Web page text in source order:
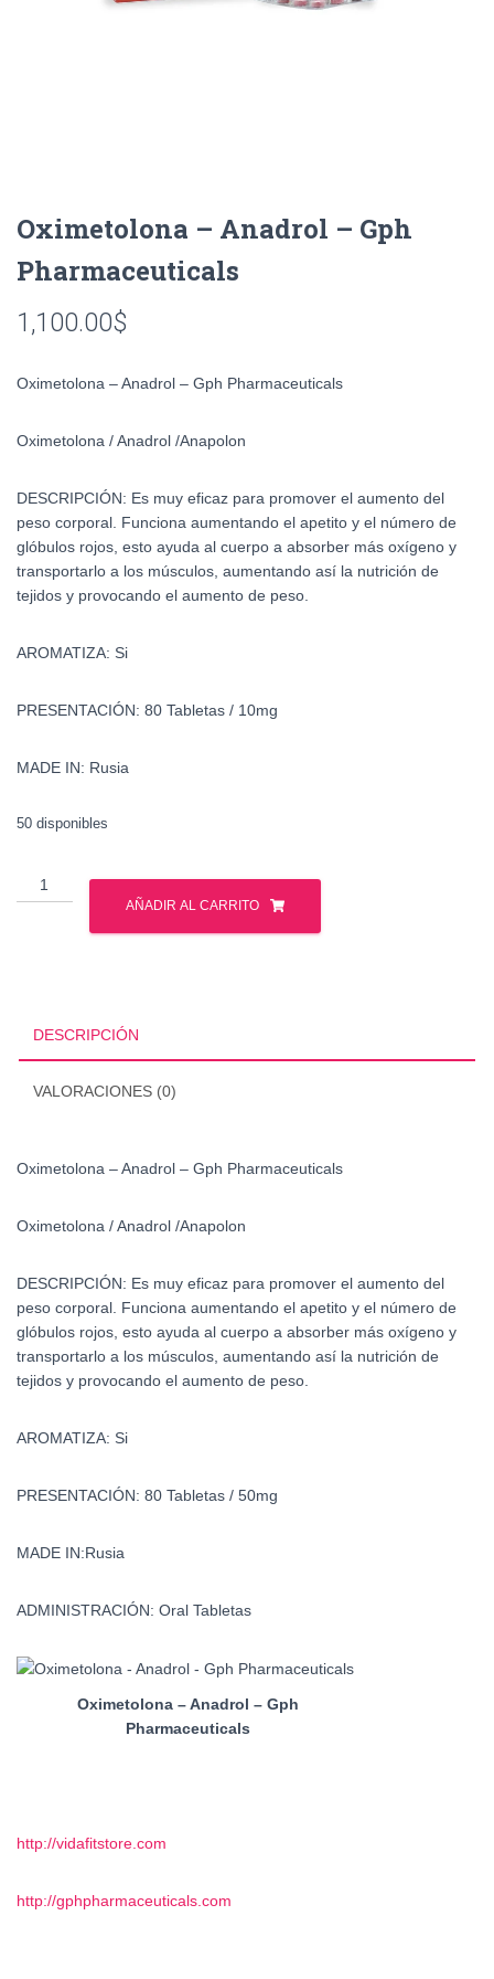
Oximetolona – Anadrol – Gph
Pharmaceuticals
1,100.00$
Oximetolona – Anadrol – Gph Pharmaceuticals
Oximetolona / Anadrol /Anapolon
DESCRIPCIÓN: Es muy eficaz para promover el aumento del
peso corporal. Funciona aumentando el apetito y el número de
glóbulos rojos, esto ayuda al cuerpo a absorber más oxígeno y
transportarlo a los músculos, aumentando así la nutrición de
tejidos y provocando el aumento de peso.
AROMATIZA: Si
PRESENTACIÓN: 80 Tabletas / 10mg
MADE IN: Rusia
50 disponibles
Oximetolona
-
AÑADIR AL CARRITO
DESCRIPCIÓN
VALORACIONES (0)
Oximetolona – Anadrol – Gph Pharmaceuticals
Oximetolona / Anadrol /Anapolon
DESCRIPCIÓN: Es muy eficaz para promover el aumento del
peso corporal. Funciona aumentando el apetito y el número de
glóbulos rojos, esto ayuda al cuerpo a absorber más oxígeno y
transportarlo a los músculos, aumentando así la nutrición de
tejidos y provocando el aumento de peso.
AROMATIZA: Si
PRESENTACIÓN: 80 Tabletas / 50mg
MADE IN:Rusia
ADMINISTRACIÓN: Oral Tabletas
Oximetolona – Anadrol – Gph
Pharmaceuticals
http://vidafitstore.com
http://gphpharmaceuticals.com